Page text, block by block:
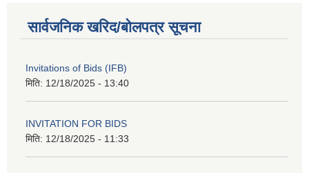
सार्वजनिक खरिद/बोलपत्र सूचना
Invitations of Bids (IFB)
मिति: 12/18/2025 - 13:40
INVITATION FOR BIDS
मिति: 12/18/2025 - 11:33